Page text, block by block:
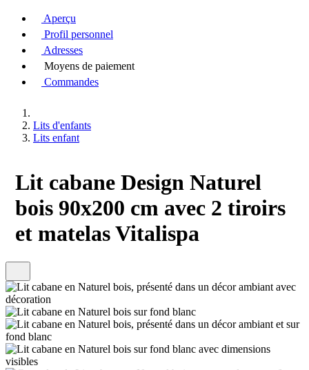
Aperçu
Profil personnel
Adresses
Moyens de paiement
Commandes
Lits d'enfants
Lits enfant
Lit cabane Design Naturel
bois 90x200 cm avec 2 tiroirs
et matelas Vitalispa